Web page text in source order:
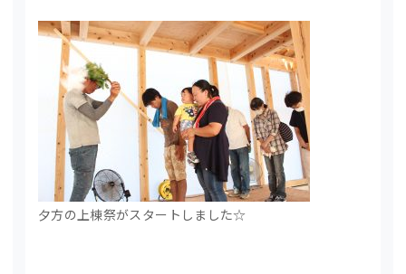
夕方の上棟祭がスタートしました☆